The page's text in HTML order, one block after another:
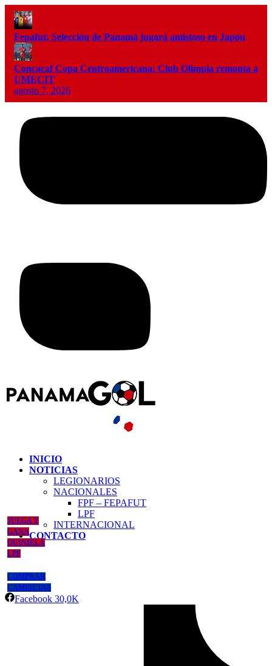
Fepafut: Selección de Panamá jugará amistoso en Japón
Concacaf Copa Centroamericana: Club Olimpia remonta a
UMECIT
agosto 7, 2026
INICIO
NOTICIAS
LEGIONARIOS
NACIONALES
FPF – FEPAFUT
LPF
INTERNACIONAL
CONTACTO
JUEGA Y
GANA
QUINIELA
LPF
COMPRAR
CAMISETAS
Facebook 30,0K